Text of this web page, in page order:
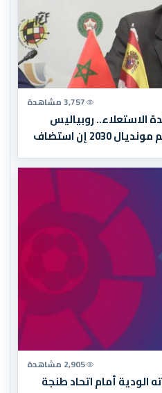
3,757 مشاهدة
الاستعلاء.. روبياليس
يطالب بالانسحاب من تنظيم مونديال 2030 إن استضاف
2,905 مشاهدة
الودية أمام اتحاد طنجة